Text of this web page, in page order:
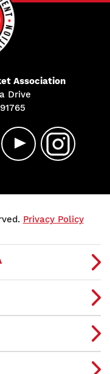
Association
Drive
Privacy Policy